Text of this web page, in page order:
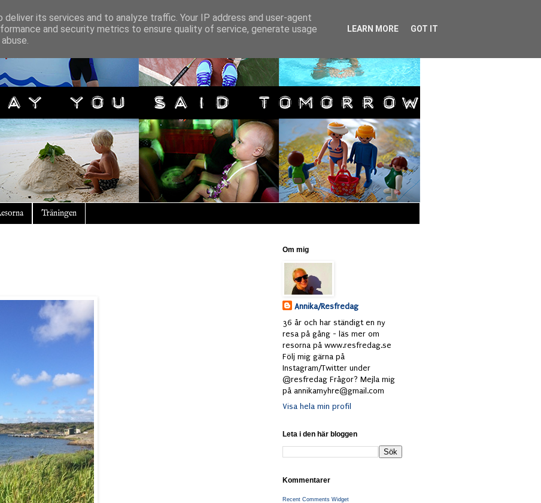
Träningen
Om mig
Annika/Resfredag
36 år och har ständigt en ny
resa på gång - läs mer om
resorna på www.resfredag.se
Följ mig gärna på
Instagram/Twitter under
@resfredag Frågor? Mejla mig
på annikamyhre@gmail.com
Visa hela min profil
Leta i den här bloggen
Kommentarer
Recent Comments Widget
its services and to analyze traffic. Your IP address and user-agent
and security metrics to ensure quality of service, generate usage
LEARN MORE GOT IT